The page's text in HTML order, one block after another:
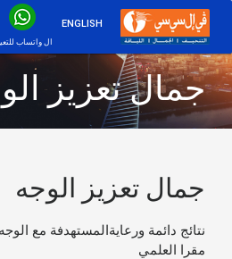
ال واتساب
ENGLISH
جمال تعزيز
جمال تعزيز الوجه
نتائج دائمة ورعايةالمستهدفة مع
مقرا العلمي